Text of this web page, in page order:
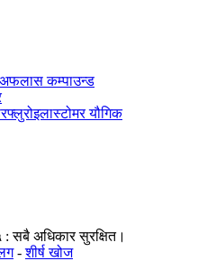
अफलास कम्पाउन्ड
यौगिक
सबै अधिकार सुरक्षित।
-शीर्ष खोज